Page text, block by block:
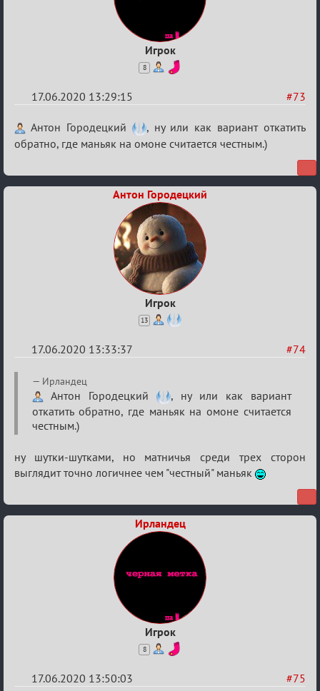
Игрок
8
#73
17.06.2020 13:29:15
Re:
Семейный
Антон Городецкий
, ну или как вариант откатить
обратно, где маньяк на омоне считается честным.)
Антон Городецкий
Игрок
13
#74
17.06.2020 13:33:37
Re:
Семейный
кубок
Ирландец
Антон Городецкий
, ну или как вариант
откатить обратно, где маньяк на омоне считается
честным.)
ну шутки-шутками, но матничья среди трех сторон
выглядит точно логичнее чем "честный" маньяк
Ирландец
Игрок
8
#75
17.06.2020 13:50:03